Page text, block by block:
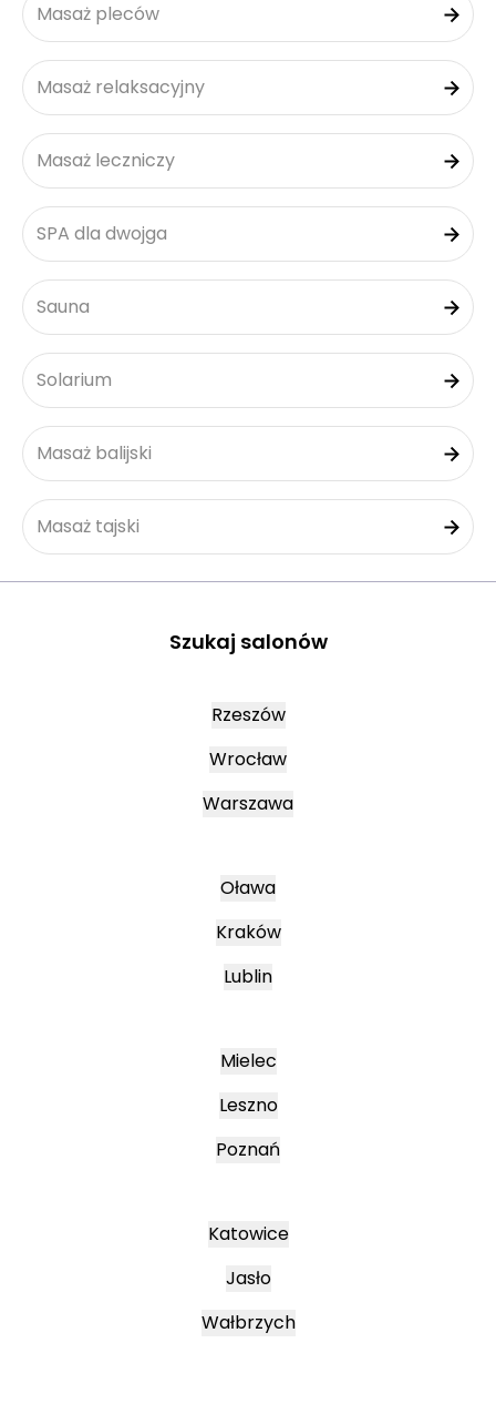
Masaż pleców
Masaż relaksacyjny
Masaż leczniczy
SPA dla dwojga
Sauna
Solarium
Masaż balijski
Masaż tajski
Szukaj salonów
Rzeszów
Wrocław
Warszawa
Oława
Kraków
Lublin
Mielec
Leszno
Poznań
Katowice
Jasło
Wałbrzych